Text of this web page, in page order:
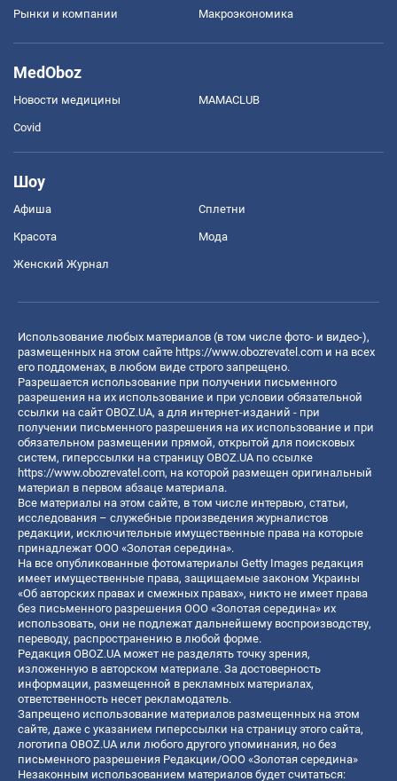
Рынки и компании Mакроэкономика
MedOboz
Новости медицины MAMACLUB
Covid
Шоу
Афиша Сплетни
Красота Мода
Женский Журнал
Использование любых материалов (в том числе фото- и видео-),
размещенных на этом сайте https://www.obozrevatel.com и на всех
его поддоменах, в любом виде строго запрещено.
Разрешается использование при получении письменного
разрешения на их использование и при условии обязательной
ссылки на сайт OBOZ.UA, а для интернет-изданий - при
получении письменного разрешения на их использование и при
обязательном размещении прямой, открытой для поисковых
систем, гиперссылки на страницу OBOZ.UA по ссылке
https://www.obozrevatel.com, на которой размещен оригинальный
материал в первом абзаце материала.
Все материалы на этом сайте, в том числе интервью, статьи,
исследования – служебные произведения журналистов
редакции, исключительные имущественные права на которые
принадлежат ООО «Золотая середина».
На все опубликованные фотоматериалы Getty Images редакция
имеет имущественные права, защищаемые законом Украины
«Об авторских правах и смежных правах», никто не имеет права
без письменного разрешения ООО «Золотая середина» их
использовать, они не подлежат дальнейшему воспроизводству,
переводу, распространению в любой форме.
Редакция OBOZ.UA может не разделять точку зрения,
изложенную в авторском материале. За достоверность
информации, размещенной в рекламных материалах,
ответственность несет рекламодатель.
Запрещено использование материалов размещенных на этом
сайте, даже с указанием гиперссылки на страницу этого сайта,
логотипа OBOZ.UA или любого другого упоминания, но без
письменного разрешения Редакции/ООО «Золотая середина»
Незаконным использованием материалов будет считаться: